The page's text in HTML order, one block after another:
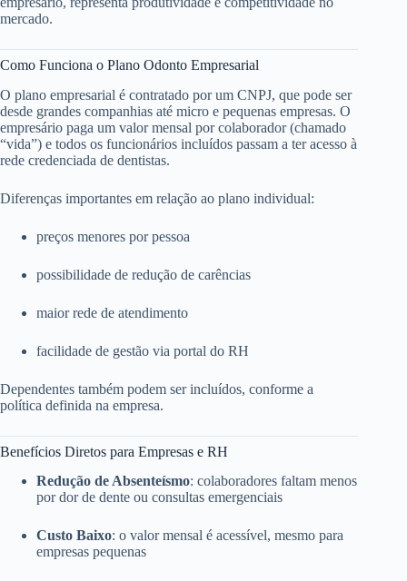
mercado.
Como Funciona o Plano Odonto Empresarial
O plano empresarial é contratado por um CNPJ, que pode ser
desde grandes companhias até micro e pequenas empresas. O
empresário paga um valor mensal por colaborador (chamado
“vida”) e todos os funcionários incluídos passam a ter acesso à
rede credenciada de dentistas.
Diferenças importantes em relação ao plano individual:
preços menores por pessoa
possibilidade de redução de carências
maior rede de atendimento
facilidade de gestão via portal do RH
Dependentes também podem ser incluídos, conforme a
política definida na empresa.
Benefícios Diretos para Empresas e RH
Redução de Absenteísmo: colaboradores faltam menos
por dor de dente ou consultas emergenciais
Custo Baixo: o valor mensal é acessível, mesmo para
empresas pequenas